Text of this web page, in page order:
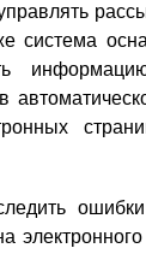
система
ошибки